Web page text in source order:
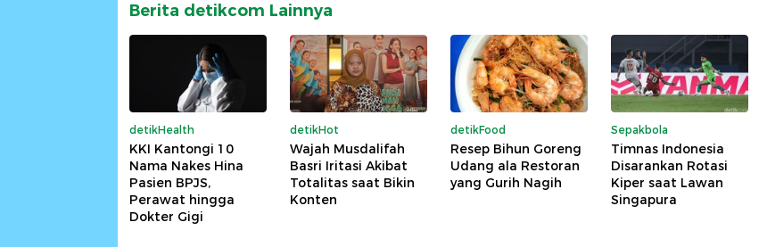
Berita detikcom Lainnya
detikHealth
KKI Kantongi 10
Nama Nakes Hina
Pasien BPJS,
Perawat hingga
Dokter Gigi
detikHot
Wajah Musdalifah
Basri Iritasi Akibat
Totalitas saat Bikin
Konten
detikFood
Resep Bihun Goreng
Udang ala Restoran
yang Gurih Nagih
Sepakbola
Timnas Indonesia
Disarankan Rotasi
Kiper saat Lawan
Singapura